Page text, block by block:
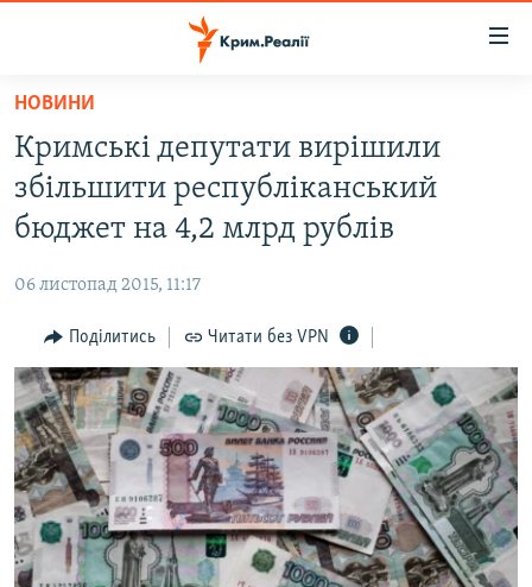
Перейти
основного
матеріалу
Перейти
до
основної
Перейти
до
пошуку
ВОДА.КРИМ
ВІДЕО ТА ФОТО
БЛОГИ
ПОГЛЯД
ІНТЕРВ'Ю
ВСЕ ЗА ДЕНЬ
СПЕЦПРОЕКТИ
ДЕПОРТАЦІЯ
ВІДЕОУРОКИ «ELIFBE»
ЯК ОБІЙТИ БЛОКУВАННЯ
Русский
НОВИНИ
Кримські депутати вирішили
збільшити республіканський
бюджет на 4,2 млрд рублів
06 листопад 2015, 11:17
Поділитись Читати без VPN